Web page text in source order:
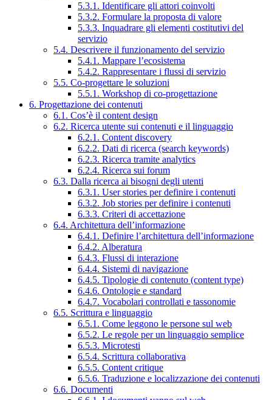
5.3.1. Identificare gli attori coinvolti
5.3.2. Formulare la proposta di valore
5.3.3. Inquadrare gli elementi costitutivi del
servizio
5.4. Descrivere il funzionamento del servizio
5.4.1. Mappare l’ecosistema
5.4.2. Rappresentare i flussi di servizio
5.5. Co-progettare le soluzioni
5.5.1. Workshop di co-progettazione
6. Progettazione dei contenuti
6.1. Cos’è il content design
6.2. Ricerca utente sui contenuti e il linguaggio
6.2.1. Content discovery
6.2.2. Dati di ricerca (search keywords)
6.2.3. Ricerca tramite analytics
6.2.4. Ricerca sui forum
6.3. Dalla ricerca ai bisogni degli utenti
6.3.1. User stories per definire i contenuti
6.3.2. Job stories per definire i contenuti
6.3.3. Criteri di accettazione
6.4. Architettura dell’informazione
6.4.1. Definire l’architettura dell’informazione
6.4.2. Alberatura
6.4.3. Flussi di interazione
6.4.4. Sistemi di navigazione
6.4.5. Tipologie di contenuto (content type)
6.4.6. Ontologie e standard
6.4.7. Vocabolari controllati e tassonomie
6.5. Scrittura e linguaggio
6.5.1. Come leggono le persone sul web
6.5.2. Le regole per un linguaggio semplice
6.5.3. Microtesti
6.5.4. Scrittura collaborativa
6.5.5. Content critique
6.5.6. Traduzione e localizzazione dei contenuti
6.6. Documenti